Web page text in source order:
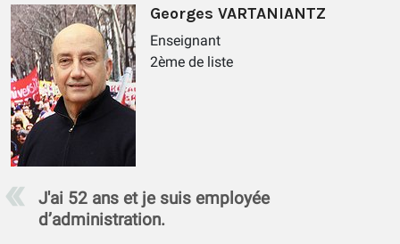
Georges VARTANIANTZ
Enseignant
2ème de liste
J'ai 52 ans et je suis employée
d’administration.